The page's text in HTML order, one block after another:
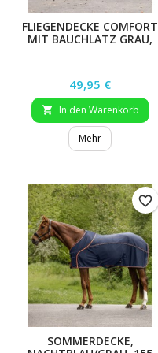
FLIEGENDECKE COMFORT
MIT BAUCHLATZ GRAU,
Preis
49,95 €
 In den Warenkorb
Mehr
SOMMERDECKE,
favorite_border